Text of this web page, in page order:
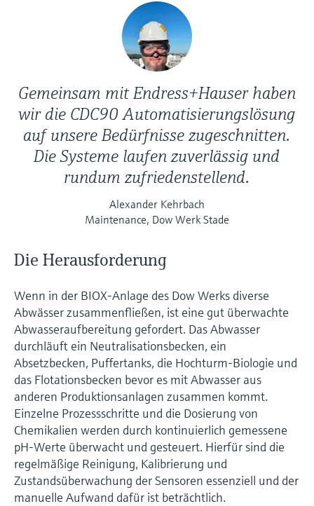
Gemeinsam mit Endress+Hauser haben
wir die CDC90 Automatisierungslösung
auf unsere Bedürfnisse zugeschnitten.
Die Systeme laufen zuverlässig und
rundum zufriedenstellend.
Alexander Kehrbach
Maintenance, Dow Werk Stade
Die Herausforderung
Wenn in der BIOX-Anlage des Dow Werks diverse
Abwässer zusammenfließen, ist eine gut überwachte
Abwasseraufbereitung gefordert. Das Abwasser
durchläuft ein Neutralisationsbecken, ein
Absetzbecken, Puffertanks, die Hochturm-Biologie und
das Flotationsbecken bevor es mit Abwasser aus
anderen Produktionsanlagen zusammen kommt.
Einzelne Prozessschritte und die Dosierung von
Chemikalien werden durch kontinuierlich gemessene
pH-Werte überwacht und gesteuert. Hierfür sind die
regelmäßige Reinigung, Kalibrierung und
Zustandsüberwachung der Sensoren essenziell und der
manuelle Aufwand dafür ist beträchtlich.